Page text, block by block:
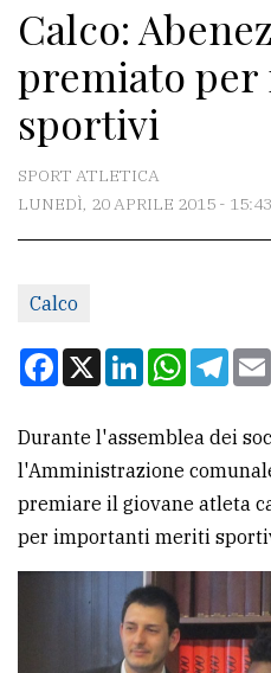
Associazioni
Meteo
CONTATTI
Scrivici
Per
la
pubblicità
CERCA
Calco:
premiato
sportivi
SPORT ATLETICA
LUNEDÌ, 20 APRILE 2015 - 15:43
Calco
Facebook
X LinkedIn
Durante l'assemblea dei
l'Amministrazione
premiare il giovane atleta
per importanti meriti